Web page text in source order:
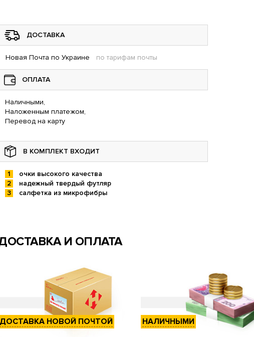
ДОСТАВКА
Новая Почта по Украине по тарифам почты
ОПЛАТА
Наличными,
Наложенным платежом,
Перевод на карту
В КОМПЛЕКТ ВХОДИТ
очки высокого качества
надежный твердый футляр
салфетка из микрофибры
И ОПЛАТА
ДОСТАВКА НОВОЙ ПОЧТОЙ НАЛИЧНЫМИ